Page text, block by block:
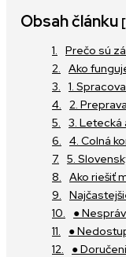
Obsah článku
Prečo sú
Ako
1.
2.
3. Letecká
4. Colná
5.
Ako riešiť
●
●
●